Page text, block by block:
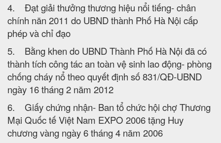
4. Đạt giải thưởng thương hiệu nổi tiếng- chân
chính năn 2011 do UBND thành Phố Hà Nội cấp
phép và chỉ đạo
5. Bằng khen do UBND Thành Phố Hà Nội đã có
thành tích công tác an toàn vệ sinh lao động- phòng
chống cháy nổ theo quyết định số 831/QĐ-UBND
ngày 16 tháng 2 năm 2012
6. Giấy chứng nhận- Ban tổ chức hội chợ Thương
Mại Quốc tế Việt Nam EXPO 2006 tặng Huy
chương vàng ngày 6 tháng 4 năm 2006